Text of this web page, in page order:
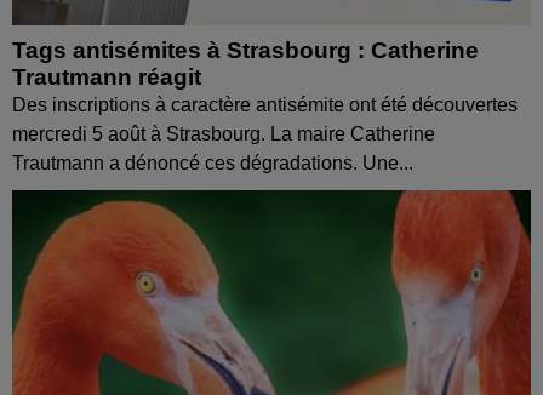
Tags antisémites à Strasbourg : Catherine
Trautmann réagit
Des inscriptions à caractère antisémite ont été découvertes
mercredi 5 août à Strasbourg. La maire Catherine
Trautmann a dénoncé ces dégradations. Une...